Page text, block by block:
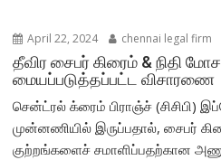
April 22, 2024 chennai legal firm
தீவிர சைபர் கிரைம் & நிதி
மையப்படுத்தப்பட்ட விசாரணை
சென்ட்ரல் க்ரைம் பிராஞ்ச் (சிசிபி)
முன்னணியில் இருப்பதால், சைபர்
குற்றங்களைச் சமாளிப்பதற்கான